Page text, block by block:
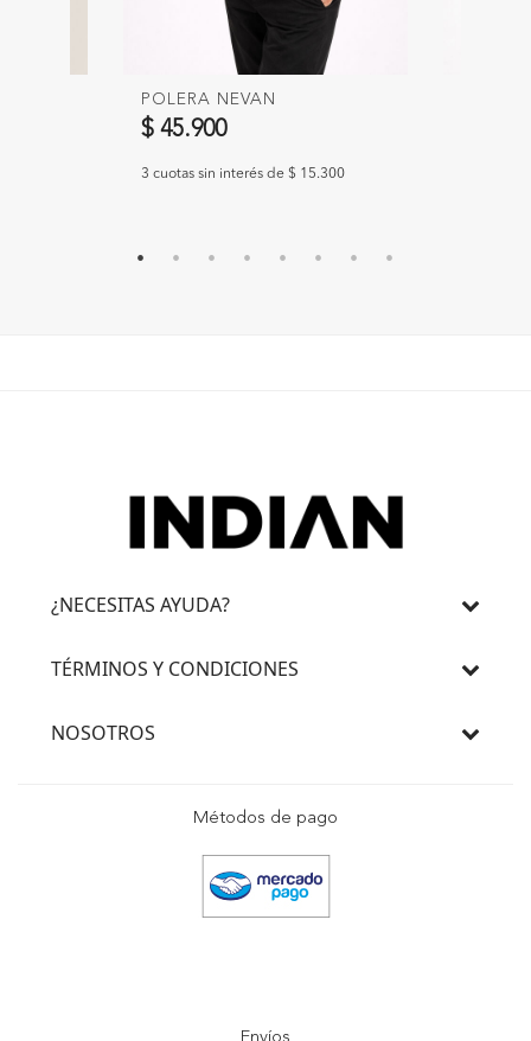
POLERA NEVAN
$ 45.900
3 cuotas sin interés de $ 15.300
¿NECESITAS AYUDA?
TÉRMINOS Y CONDICIONES
NOSOTROS
Métodos de pago